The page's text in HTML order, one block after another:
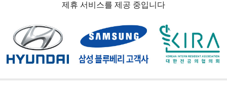
제휴 서비스를 제공 중입니다